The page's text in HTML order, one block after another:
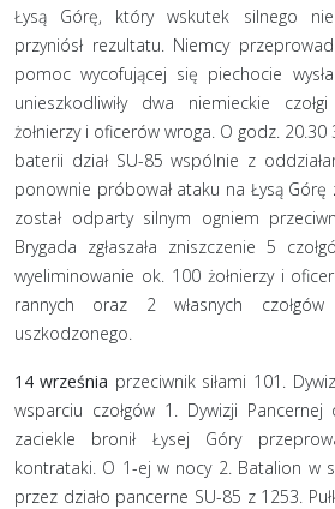
Łysą Górę, który wskutek silnego
przyniósł rezultatu. Niemcy
pomoc wycofującej się piechocie
unieszkodliwiły dwa niemieckie
żołnierzy i oficerów wroga. O godz.
baterii dział SU-85 wspólnie z
ponownie próbował ataku na Łysą
został odparty silnym ogniem
Brygada zgłaszała zniszczenie 5
wyeliminowanie ok. 100 żołnierzy i
rannych oraz 2 własnych
uszkodzonego.
14 września przeciwnik siłami 101.
wsparciu czołgów 1. Dywizji
zaciekle bronił Łysej Góry
kontrataki. O 1-ej w nocy 2. Batalion w
przez działo pancerne SU-85 z 1253.